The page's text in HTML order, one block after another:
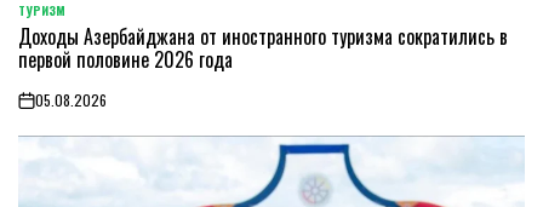
POSTED
IN
ТУРИЗМ
Доходы Азербайджана от иностранного туризма сократились в
первой половине 2026 года
on05.08.2026